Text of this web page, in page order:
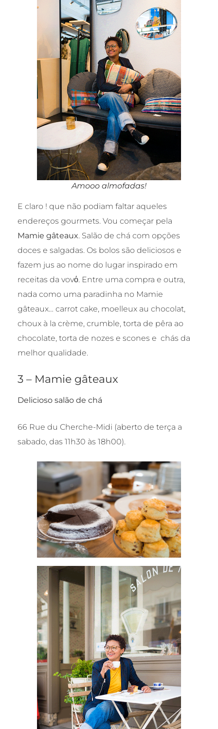
Amooo almofadas!
E claro ! que não podiam faltar aqueles
endereços gourmets. Vou começar pela
Mamie gâteaux. Salão de chá com opções
doces e salgadas. Os bolos são deliciosos e
fazem jus ao nome do lugar inspirado em
receitas da vovό. Entre uma compra e outra,
nada como uma paradinha no Mamie
gâteaux… carrot cake, moelleux au chocolat,
choux à la crème, crumble, torta de pêra ao
chocolate, torta de nozes e scones e chás da
melhor qualidade.
3 – Mamie gâteaux
Delicioso salão de chá
66 Rue du Cherche-Midi (aberto de terça a
sabado, das 11h30 às 18h00).